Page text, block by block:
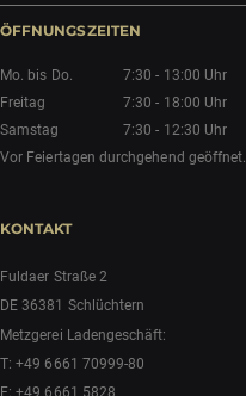
ÖFFNUNGSZEITEN
Mo. bis Do. 7:30 - 13:00 Uhr
Freitag
7:30 - 18:00 Uhr
Samstag
7:30 - 12:30 Uhr
Vor Feiertagen durchgehend geöffnet.
KONTAKT
Fuldaer Straße 2
DE 36381 Schlüchtern
Metzgerei Ladengeschäft:
T:+49 6661 70999-80
F: +49 6661 5828